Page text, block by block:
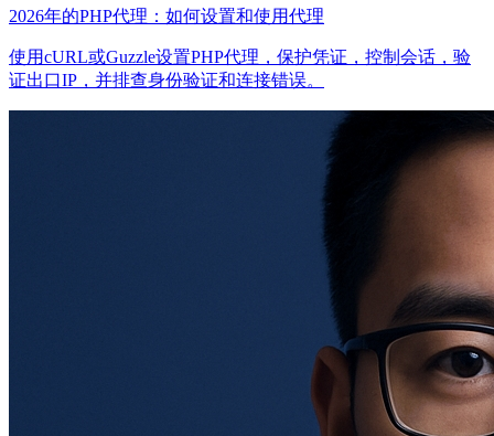
2026年的PHP代理：如何设置和使用代理
使用cURL或Guzzle设置PHP代理，保护凭证，控制会话，验
证出口IP，并排查身份验证和连接错误。